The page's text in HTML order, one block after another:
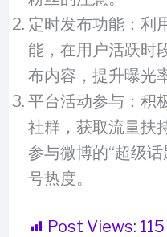
定时发布功能：利
能，在用户活跃时
布内容，提升曝光
平台活动参与：积
社群，获取流量扶
参与微博的“超级
号热度。
Post Views: 115